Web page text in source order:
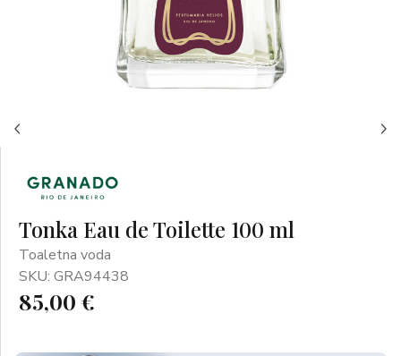
Tonka Eau de Toilette 100 ml
Toaletna voda
SKU: GRA94438
85,00 €